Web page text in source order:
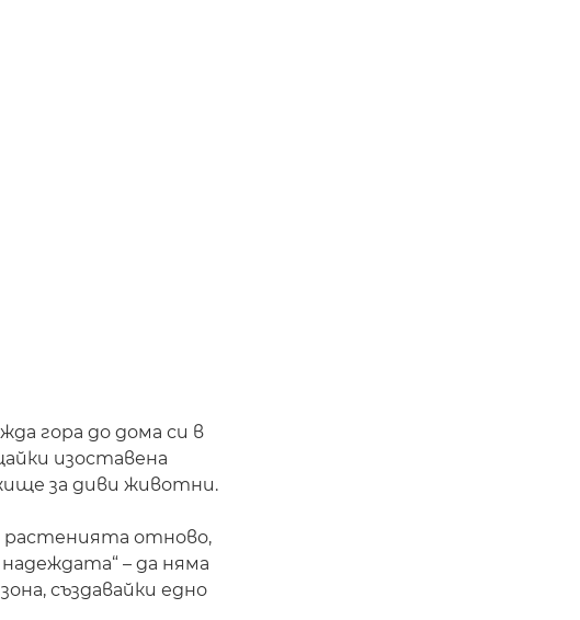
гора до дома си в
изоставена
за диви животни.
отново,
– да няма
създавайки едно